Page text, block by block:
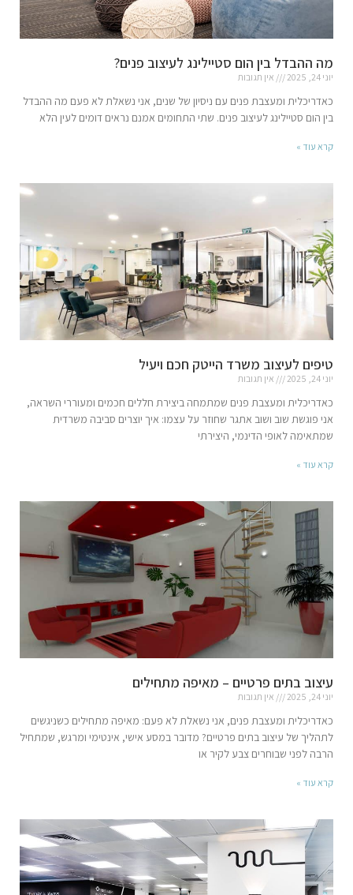
מה ההבדל בין הום סטיילינג לעיצוב פנים?
יוני 24, 2025 אין תגובות
כאדריכלית ומעצבת פנים עם ניסיון של שנים, אני נשאלת לא פעם מה ההבדל
בין הום סטיילינג לעיצוב פנים. שתי התחומים אמנם נראים דומים לעין הלא
קרא עוד »
טיפים לעיצוב משרד הייטק חכם ויעיל
יוני 24, 2025 אין תגובות
כאדריכלית ומעצבת פנים שמתמחה ביצירת חללים חכמים ומעוררי השראה,
אני פוגשת שוב ושוב אתגר שחוזר על עצמו: איך יוצרים סביבה משרדית
שמתאימה לאופי הדינמי, היצירתי
קרא עוד »
עיצוב בתים פרטיים – מאיפה מתחילים
יוני 24, 2025 אין תגובות
כאדריכלית ומעצבת פנים, אני נשאלת לא פעם: מאיפה מתחילים כשניגשים
לתהליך של עיצוב בתים פרטיים? מדובר במסע אישי, אינטימי ומרגש, שמתחיל
הרבה לפני שבוחרים צבע לקיר או
קרא עוד »